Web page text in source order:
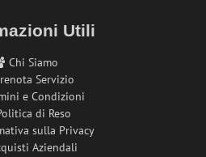
Utili
Chi Siamo
Servizio
e Condizioni
di Reso
sulla Privacy
Aziendali